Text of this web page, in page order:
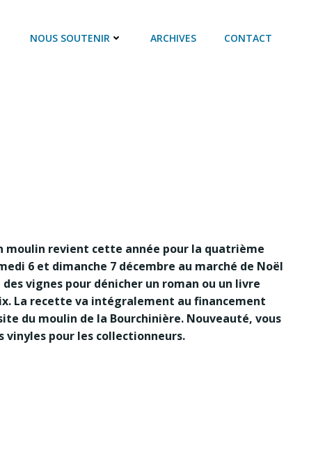
NOUS SOUTENIR ARCHIVES CONTACT
moulin revient cette année pour la quatrième
6 et dimanche 7 décembre au marché de Noël
vignes pour dénicher un roman ou un livre
La recette va intégralement au financement
du moulin de la Bourchinière. Nouveauté, vous
vinyles pour les collectionneurs.